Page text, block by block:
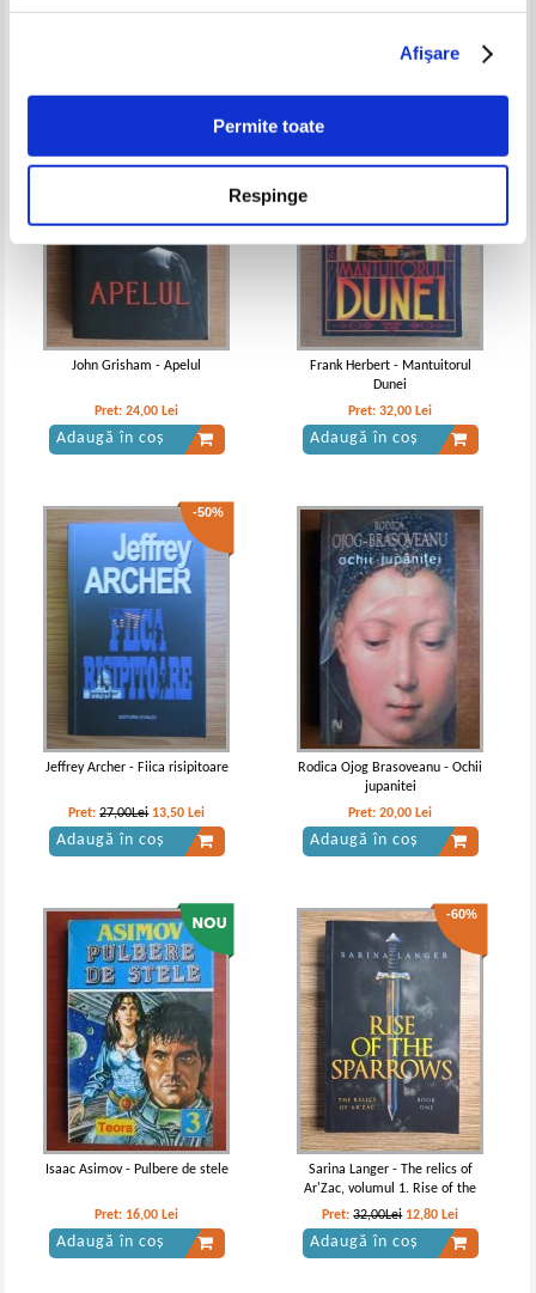
Afişare
Permite toate
Respinge
Pret:20,00Lei 14,00 Lei Pret:18,00 Lei
John Grisham - Apelul
Pret:24,00 Lei
Adaugă în coș
Frank Herbert - Mantuitorul
Dunei
Pret:32,00 Lei
Adaugă în coș
-50%
Jeffrey Archer - Fiica risipitoare
Pret:27,00Lei 13,50 Lei
Adaugă în coș
Rodica Ojog Brasoveanu - Ochii
jupanitei
Pret:20,00 Lei
Adaugă în coș
Isaac Asimov - Pulbere de stele
Pret: 16,00 Lei
Adaugă în coș
-60%
Sarina Langer - The relics of
Ar'Zac, volumul 1. Rise of the
sparrows
Pret:32,00Lei 12,80 Lei
Adaugă în coș